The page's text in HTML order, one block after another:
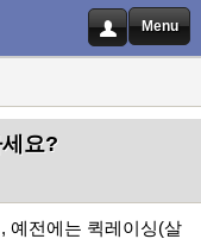
Menu
요?
예전에는 퀵레이싱(살